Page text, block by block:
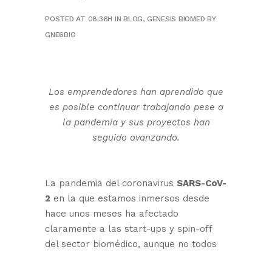
POSTED AT 08:36H INBLOG, GENESIS BIOMED BY
GNE6BIO
Los emprendedores han aprendido que
es posible continuar trabajando pese a
la pandemia y sus proyectos han
seguido avanzando.
La pandemia del coronavirus SARS-CoV-
2 en la que estamos inmersos desde
hace unos meses ha afectado
claramente a las start-ups y spin-off
del sector biomédico, aunque no todos